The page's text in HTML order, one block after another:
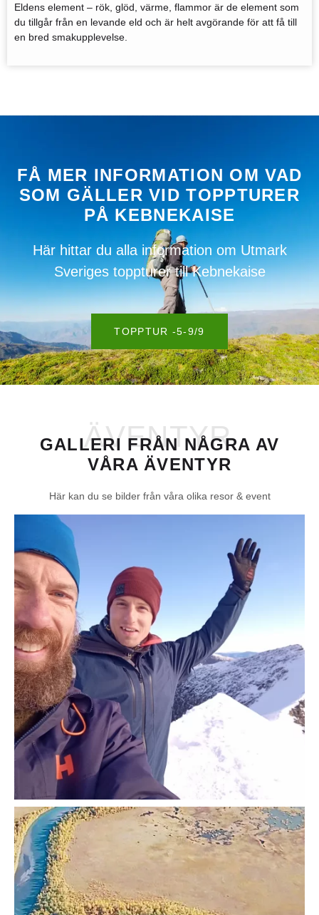
Eldens element – rök, glöd, värme, flammor är de element som
du tillgår från en levande eld och är helt avgörande för att få till
en bred smakupplevelse.
FÅ MER INFORMATION OM VAD
SOM GÄLLER VID TOPPTURER
PÅ KEBNEKAISE
Här hittar du alla information om Utmark
Sveriges toppturer till Kebnekaise
TOPPTUR -5-9/9
GALLERI FRÅN NÅGRA AV
VÅRA ÄVENTYR
ÄVENTYR
Här kan du se bilder från våra olika resor & event